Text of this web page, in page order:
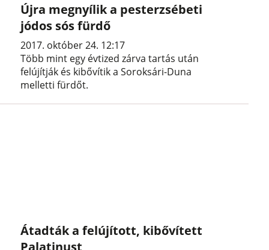
Újra megnyílik a pesterzsébeti
jódos sós fürdő
2017. október 24. 12:17
Több mint egy évtized zárva tartás után
felújítják és kibővítik a Soroksári-Duna
melletti fürdőt.
Átadták a felújított, kibővített